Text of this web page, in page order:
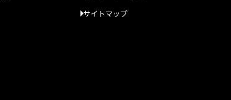
サイトマップ